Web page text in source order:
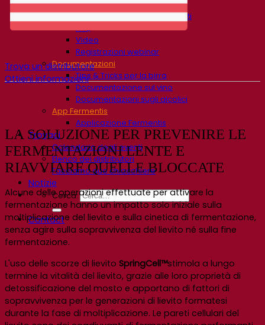
Centro di conoscenza
Approfondimenti degli esperti
FAQ
Video
Registrazioni webinar
Documentazioni
Tips & Tricks per la birra
Documentazione sul vino
Documentazioni sugli alcolici
App Fermentis
Applicazione Fermentis
Trovaci
Calendario degli eventi
Elenco dei distributori
Facciamo due chiacchiere
Notizie
Cerca:
Contact
Trova un distributore
Ottieni informazioni
LA SOLUZIONE PER PREVENIRE LE
FERMENTAZIONI LENTE E
RIAVVIARE QUELLE BLOCCATE
Alcune delle operazioni effettuate per attivare la
fermentazione hanno un impatto solo iniziale sulla
moltiplicazione del lievito e sulla cinetica di fermentazione,
senza agire sulla sopravvivenza del lievito né sulla fine
fermentazione.
L'uso delle scorze di lievito SpringCell™stimola a lungo
termine la vitalità del lievito, grazie alle loro proprietà di
detossificazione del mosto e apportano di fattori di
sopravvivenza per le generazioni di lievito formatesi
durante la fase di moltiplicazione. Le pareti cellulari del